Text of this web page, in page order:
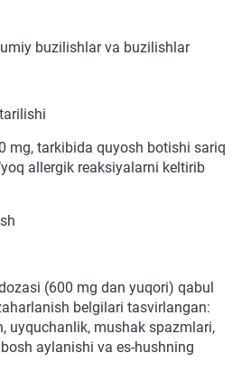
buzilishlar va buzilishlar
mg, tarkibida quyosh botishi sariq
allergik reaksiyalarni keltirib
(600 mg dan yuqori) qabul
belgilari tasvirlangan:
uyquchanlik, mushak spazmlari,
bosh aylanishi va es-hushning